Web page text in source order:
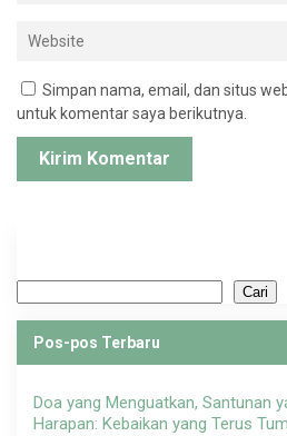
Simpan nama, email, dan situs
untuk komentar saya berikutnya.
Cari
Pos-pos Terbaru
Doa yang Menguatkan, Santunan
Harapan: Kebaikan yang Terus